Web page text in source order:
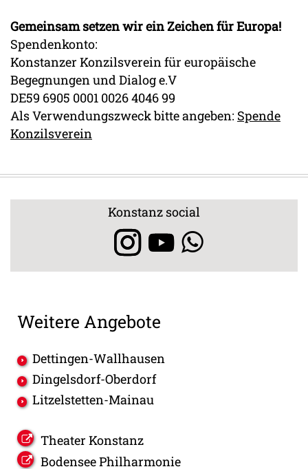
Gemeinsam setzen wir ein Zeichen für Europa!
Spendenkonto:
Konstanzer Konzilsverein für europäische
Begegnungen und Dialog e.V
DE59 6905 0001 0026 4046 99
Als Verwendungszweck bitte angeben: Spende
Konzilsverein
Konstanz social
Weitere Angebote
Dettingen-Wallhausen
Dingelsdorf-Oberdorf
Litzelstetten-Mainau
Theater Konstanz
Bodensee Philharmonie